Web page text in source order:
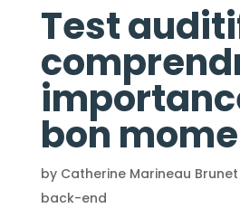
Test
bon
by Catherine Marineau Brunet
back-end